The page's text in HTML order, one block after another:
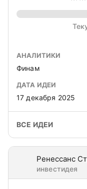
АНАЛИТИКИ
Финам
ДАТА ИДЕИ
17 декабря 2025
ВСЕ ИДЕИ
Ренессанс
инвестидея